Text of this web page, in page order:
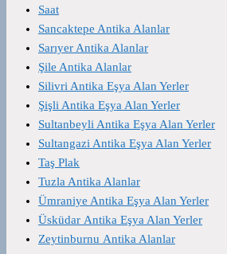
Saat
Sancaktepe Antika Alanlar
Sarıyer Antika Alanlar
Şile Antika Alanlar
Silivri Antika Eşya Alan Yerler
Şişli Antika Eşya Alan Yerler
Sultanbeyli Antika Eşya Alan Yerler
Sultangazi Antika Eşya Alan Yerler
Taş Plak
Tuzla Antika Alanlar
Ümraniye Antika Eşya Alan Yerler
Üsküdar Antika Eşya Alan Yerler
Zeytinburnu Antika Alanlar